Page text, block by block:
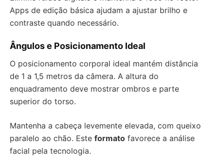
Apps de edição básica ajudam a ajustar brilho e
contraste quando necessário.
Ângulos e Posicionamento Ideal
O posicionamento corporal ideal mantém distância
de 1 a 1,5 metros da câmera. A altura do
enquadramento deve mostrar ombros e parte
superior do torso.
Mantenha a cabeça levemente elevada, com queixo
paralelo ao chão. Este formato favorece a análise
facial pela tecnologia.